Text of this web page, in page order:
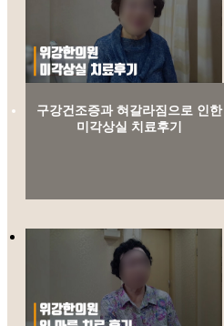
구강건조증과 혀갈라짐으로 인한
미각상실 치료후기